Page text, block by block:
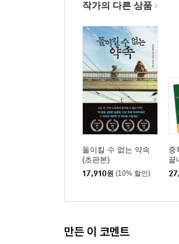
작가의 다른 상품
돌이킬 수 없는 약속
(초판본)
17,910원 (10% 할인)
중
끝
만든 이 코멘트